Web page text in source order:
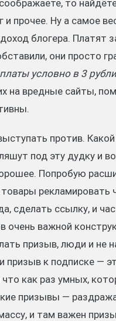
то
и прочее. Ну а самое
блогера. Платят
они просто
условно в 3
на вредные сайты,
против.
под эту дудку и
Попробую
сделать ссылку, и
очень важной
призыв, люди и
призыв к подписке —
что как раз умных,
призывы —
и там важен